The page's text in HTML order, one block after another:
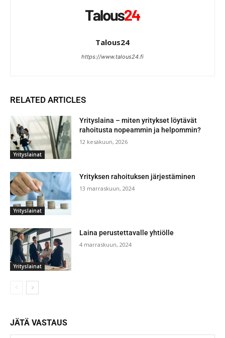
Talous24
https://www.talous24.fi
RELATED ARTICLES
Yrityslainat
Yrityslaina – miten yritykset löytävät
rahoitusta nopeammin ja helpommin?
12 kesäkuun, 2026
Yrityslainat
Yrityksen rahoituksen järjestäminen
13 marraskuun, 2024
Yrityslainat
Laina perustettavalle yhtiölle
4 marraskuun, 2024
JÄTÄ VASTAUS